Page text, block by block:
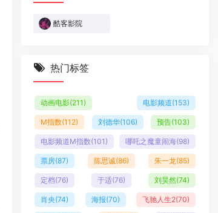
酷客影院
热门标签
动画电影(211) 电影频道(153)
M指数(112) 刘德华(106) 预告(103)
电影频道M指数(101) 哪吒之魔童闹海(98)
票房(87) 陈思诚(86) 朱一龙(85)
定档(76) 于适(76) 刘昊然(74)
肖央(74) 海报(70) 飞驰人生2(70)